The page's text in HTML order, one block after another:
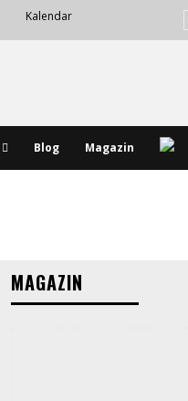
Kalendar
Blog Magazin
MAGAZIN